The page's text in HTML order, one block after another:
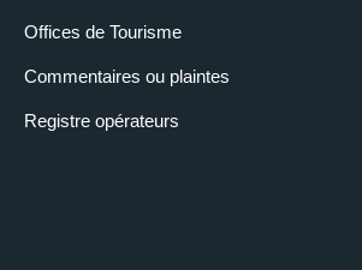
Offices de Tourisme
Commentaires ou plaintes
Registre opérateurs